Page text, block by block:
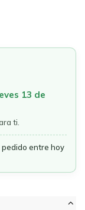
13 de
ti.
pedido entre hoy